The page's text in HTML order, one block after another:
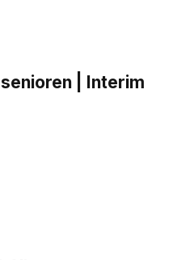
| Interim